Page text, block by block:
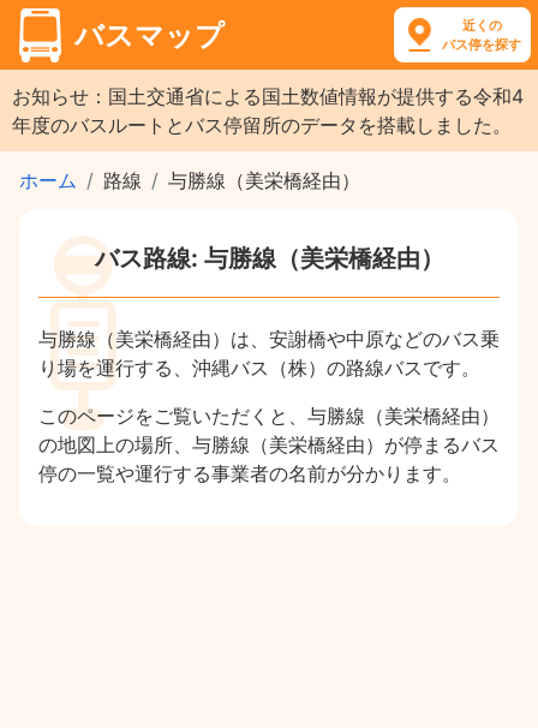
バスマップ
近くの
バス停を探す
お知らせ：国土交通省による国土数値情報が提供する令和4
年度のバスルートとバス停留所のデータを搭載しました。
ホーム 路線 与勝線（美栄橋経由）
バス路線: 与勝線（美栄橋経由）
与勝線（美栄橋経由）は、安謝橋や中原などのバス乗
り場を運行する、沖縄バス（株）の路線バスです。
このページをご覧いただくと、与勝線（美栄橋経由）
の地図上の場所、与勝線（美栄橋経由）が停まるバス
停の一覧や運行する事業者の名前が分かります。